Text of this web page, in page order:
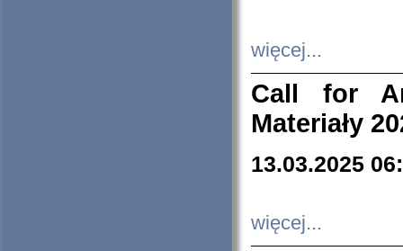
więcej...
Call for
Materiały
13.03.2025
więcej...